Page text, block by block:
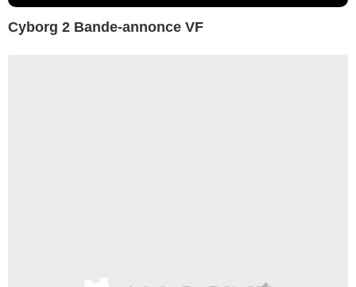
Cyborg 2 Bande-annonce VF